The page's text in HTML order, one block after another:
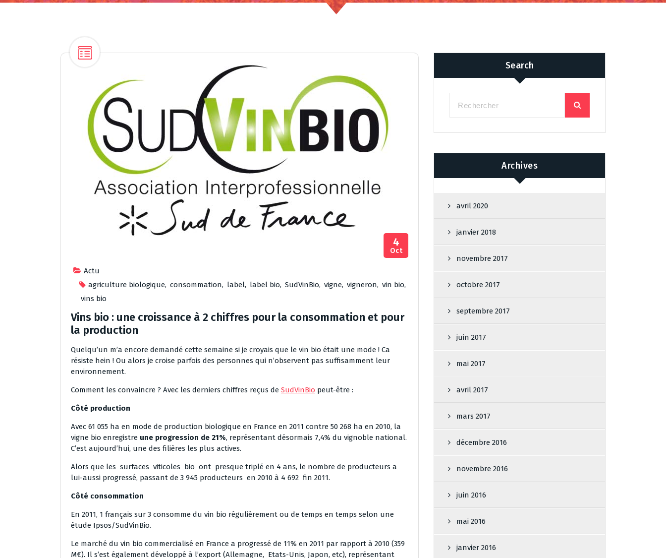
Actu
agriculture biologique, consommation, label, label bio, SudVinBio, vigne, vigneron, vin bio,
vins bio
4
Oct
Vins bio : une croissance à 2 chiffres pour la consommation et pour
la production
Quelqu’un m’a encore demandé cette semaine si je croyais que le vin bio était une mode ! Ca
résiste hein ! Ou alors je croise parfois des personnes qui n’observent pas suffisamment leur
environnement.
Comment les convaincre ? Avec les derniers chiffres reçus de SudVinBio peut-être :
Côté production
Avec 61 055 ha en mode de production biologique en France en 2011 contre 50 268 ha en 2010, la
vigne bio enregistre une progression de 21%, représentant désormais 7,4% du vignoble national.
C’est aujourd’hui, une des filières les plus actives.
Alors que les surfaces viticoles bio ont presque triplé en 4 ans, le nombre de producteurs a
lui-aussi progressé, passant de 3 945 producteurs en 2010 à 4 692 fin 2011.
Côté consommation
En 2011, 1 français sur 3 consomme du vin bio régulièrement ou de temps en temps selon une
étude Ipsos/SudVinBio.
Le marché du vin bio commercialisé en France a progressé de 11% en 2011 par rapport à 2010 (359
M€). Il s’est également développé à l’export (Allemagne, Etats-Unis, Japon, etc), représentant
Search
Archives
avril 2020
janvier 2018
novembre 2017
octobre 2017
septembre 2017
juin 2017
mai 2017
avril 2017
mars 2017
décembre 2016
novembre 2016
juin 2016
mai 2016
janvier 2016